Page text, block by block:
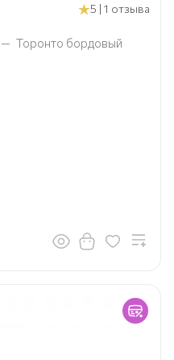
5 | 1 отзыва
— Торонто бордовый